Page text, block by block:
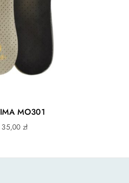
PRO
3D, wyciągana
36, 37, 38, 39, 40, 41, 42,
44, 45, 46, 47, 48, 49, 50
MO301
35,00zł